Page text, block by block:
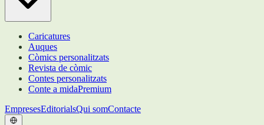
Caricatures
Auques
Còmics personalitzats
Revista de còmic
Contes personalitzats
Conte a midaPremium
EmpresesEditorialsQui somContacte